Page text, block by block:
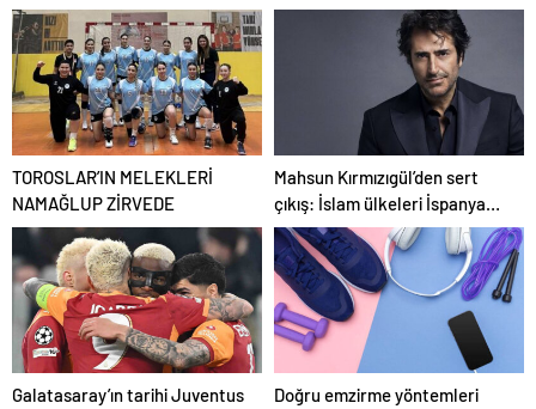
Beko deplasmanı
Mersin’e Tebrik Mesajı
TOROSLAR’IN MELEKLERİ
NAMAĞLUP ZİRVEDE
Mahsun Kırmızıgül’den sert
çıkış: İslam ülkeleri İspanya
kadar cesur olamadı
Galatasaray’ın tarihi Juventus
Doğru emzirme yöntemleri